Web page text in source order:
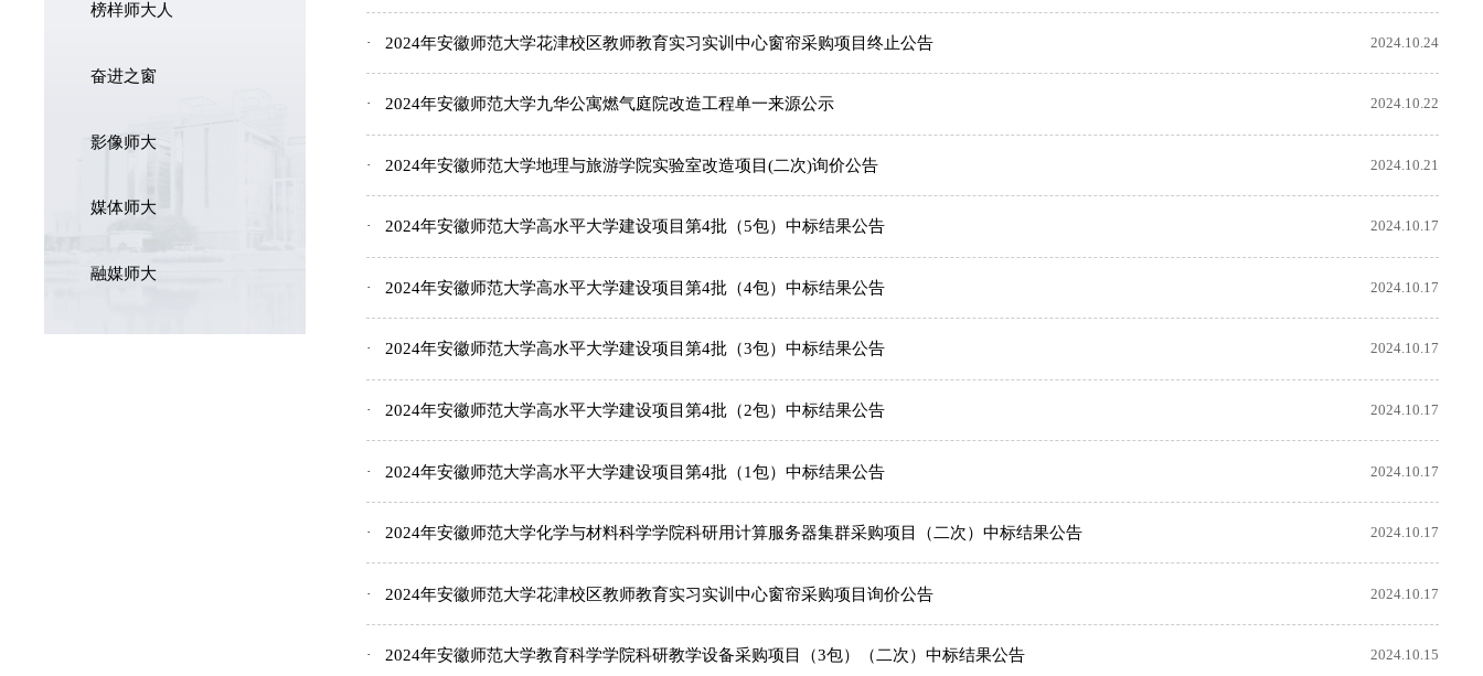
榜样师大人
奋进之窗
影像师大
媒体师大
融媒师大
2024年安徽师范大学花津校区教师教育实习实训中心窗帘采购项目终止公告 2024.10.24
2024年安徽师范大学九华公寓燃气庭院改造工程单一来源公示 2024.10.22
2024年安徽师范大学地理与旅游学院实验室改造项目(二次)询价公告 2024.10.21
2024年安徽师范大学高水平大学建设项目第4批（5包）中标结果公告 2024.10.17
2024年安徽师范大学高水平大学建设项目第4批（4包）中标结果公告 2024.10.17
2024年安徽师范大学高水平大学建设项目第4批（3包）中标结果公告 2024.10.17
2024年安徽师范大学高水平大学建设项目第4批（2包）中标结果公告 2024.10.17
2024年安徽师范大学高水平大学建设项目第4批（1包）中标结果公告 2024.10.17
2024年安徽师范大学化学与材料科学学院科研用计算服务器集群采购项目（二次）中标结果公告 2024.10.17
2024年安徽师范大学花津校区教师教育实习实训中心窗帘采购项目询价公告 2024.10.17
2024年安徽师范大学教育科学学院科研教学设备采购项目（3包）（二次）中标结果公告 2024.10.15